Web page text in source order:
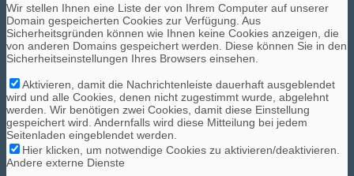
Suche
Menü Menü
Wir stellen Ihnen eine Liste der von Ihrem Computer auf unserer
Domain gespeicherten Cookies zur Verfügung. Aus
Sicherheitsgründen können wie Ihnen keine Cookies anzeigen, die
von anderen Domains gespeichert werden. Diese können Sie in den
Sicherheitseinstellungen Ihres Browsers einsehen.
Aktivieren, damit die Nachrichtenleiste dauerhaft ausgeblendet
wird und alle Cookies, denen nicht zugestimmt wurde, abgelehnt
werden. Wir benötigen zwei Cookies, damit diese Einstellung
gespeichert wird. Andernfalls wird diese Mitteilung bei jedem
Seitenladen eingeblendet werden.
Hier klicken, um notwendige Cookies zu aktivieren/deaktivieren.
Andere externe Dienste